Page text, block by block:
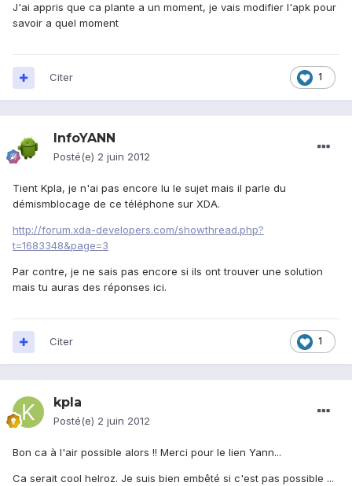
J'ai appris que ca plante a un moment, je vais modifier l'apk pour
savoir a quel moment
1
Citer
InfoYANN
Posté(e) 2 juin 2012
Tient Kpla, je n'ai pas encore lu le sujet mais il parle du
démismblocage de ce téléphone sur XDA.
http://forum.xda-developers.com/showthread.php?
t=1683348&page=3
Par contre, je ne sais pas encore si ils ont trouver une solution
mais tu auras des réponses ici.
1
Citer
kpla
Posté(e) 2 juin 2012
Bon ca à l'air possible alors !! Merci pour le lien Yann...
Ca serait cool helroz. Je suis bien embêté si c'est pas possible ...